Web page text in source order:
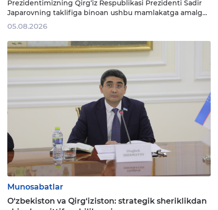
Prezidentimizning Qirg‘iz Respublikasi Prezidenti Sadir
Japarovning taklifiga binoan ushbu mamlakatga amalga
oshirgan davlat tashrifi ikki xalq o‘rtasidagi azaliy do‘stlik
munosabatlar tarixida yangi sahifa ochdi. Qayd etish
kerak, mamlakatlar o‘rtasidagi yaxshi qo‘shnichilik, o‘zaro
manfaatli keng …
05.08.2026
Munosabatlar
O‘zbekiston va Qirg‘iziston: strategik sheriklikdan